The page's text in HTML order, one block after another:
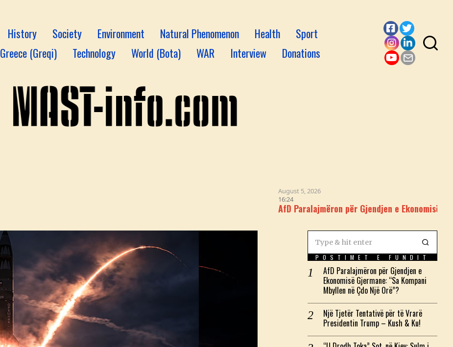
History Society Environment Natural Phenomenon Health
Sport
Greece (Greqi) Technology World (Bota) WAR Interview Donations
Facebook
Twitter
Instagram
LinkedIn
August 5, 2026
AfD Paralajmëron për Gjendjen e Ekonomisë Gjermane:
POSTIMET E FUNDIT
AfD Paralajmëron për Gjendjen e
Ekonomisë Gjermane: “Sa Kompani
Mbyllen në Çdo Një Orë”?
Një Tjetër Tentativë për të Vrarë
Presidentin Trump – Kush & Ku!